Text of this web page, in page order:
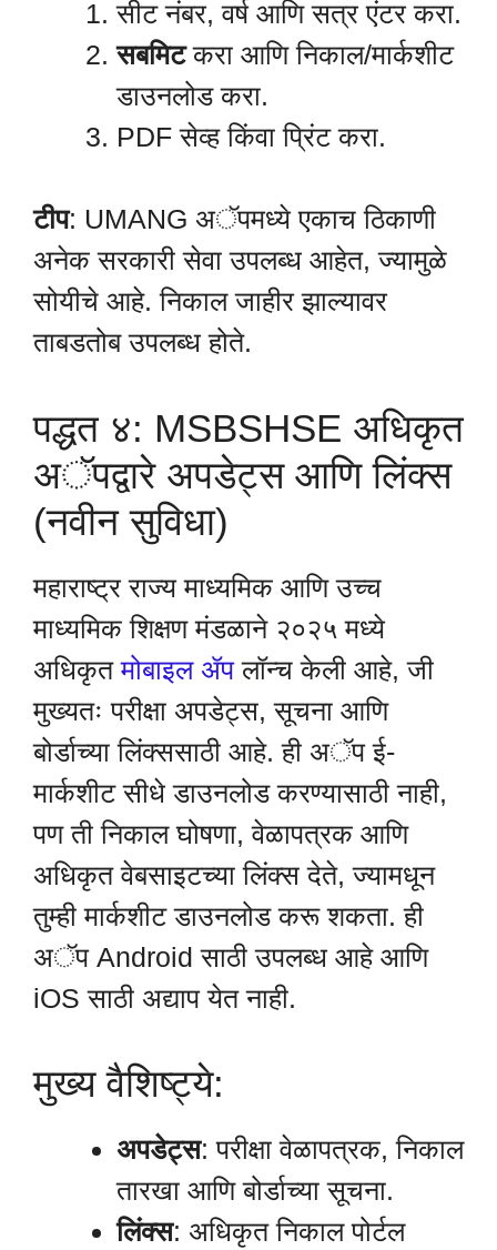
सीट नंबर, वर्ष आणि सत्र एंटर करा.
सबमिटकरा आणि निकाल/मार्कशीट
डाउनलोड करा.
PDF सेव्ह किंवा प्रिंट करा.
टीप: UMANG अॅपमध्ये एकाच ठिकाणी
अनेक सरकारी सेवा उपलब्ध आहेत, ज्यामुळे
सोयीचे आहे. निकाल जाहीर झाल्यावर
ताबडतोब उपलब्ध होते.
पद्धत ४: MSBSHSE अधिकृत
अॅपद्वारे अपडेट्स आणि लिंक्स
(नवीन सुविधा)
महाराष्ट्र राज्य माध्यमिक आणि उच्च
माध्यमिक शिक्षण मंडळाने २०२५ मध्ये
अधिकृतमोबाइल ॲपलॉन्च केली आहे, जी
मुख्यतः परीक्षा अपडेट्स, सूचना आणि
बोर्डाच्या लिंक्ससाठी आहे. ही अॅप ई-
मार्कशीट सीधे डाउनलोड करण्यासाठी नाही,
पण ती निकाल घोषणा, वेळापत्रक आणि
अधिकृत वेबसाइटच्या लिंक्स देते, ज्यामधून
तुम्ही मार्कशीट डाउनलोड करू शकता. ही
अॅप Android साठी उपलब्ध आहे आणि
iOS साठी अद्याप येत नाही.
मुख्य वैशिष्ट्ये:
अपडेट्स: परीक्षा वेळापत्रक, निकाल
तारखा आणि बोर्डाच्या सूचना.
लिंक्स: अधिकृत निकाल पोर्टल